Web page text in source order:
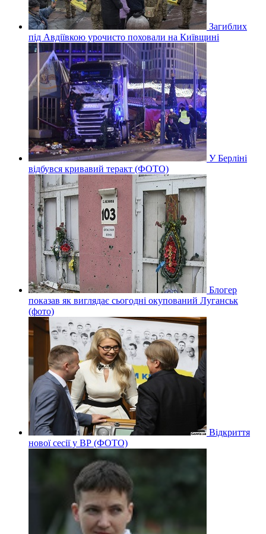
Загиблих
під Авдіївкою урочисто поховали на Київщині
У Берліні
відбувся кривавий теракт (ФОТО)
Блогер
показав як виглядає сьогодні окупований Луганськ
(фото)
Відкриття
нової сесії у ВР (ФОТО)